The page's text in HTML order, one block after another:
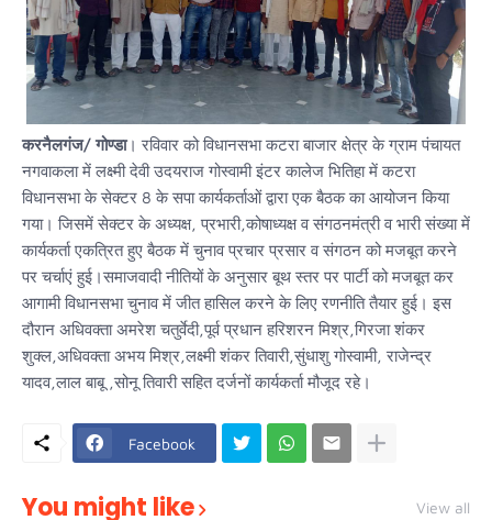
करनैलगंज/ गोण्डा। रविवार को विधानसभा कटरा बाजार क्षेत्र के ग्राम पंचायत
नगवाकला में लक्ष्मी देवी उदयराज गोस्वामी इंटर कालेज भितिहा में कटरा
विधानसभा के सेक्टर 8 के सपा कार्यकर्ताओं द्वारा एक बैठक का आयोजन किया
गया। जिसमें सेक्टर के अध्यक्ष, प्रभारी,कोषाध्यक्ष व संगठनमंत्री व भारी संख्या में
कार्यकर्ता एकत्रित हुए बैठक में चुनाव प्रचार प्रसार व संगठन को मजबूत करने
पर चर्चाएं हुई।समाजवादी नीतियों के अनुसार बूथ स्तर पर पार्टी को मजबूत कर
आगामी विधानसभा चुनाव में जीत हासिल करने के लिए रणनीति तैयार हुई। इस
दौरान अधिवक्ता अमरेश चतुर्वेदी,पूर्व प्रधान हरिशरन मिश्र,गिरजा शंकर
शुक्ल,अधिवक्ता अभय मिश्र,लक्ष्मी शंकर तिवारी,सुंधाशु गोस्वामी, राजेन्द्र
यादव,लाल बाबू ,सोनू तिवारी सहित दर्जनों कार्यकर्ता मौजूद रहे।
Facebook
You might like View all